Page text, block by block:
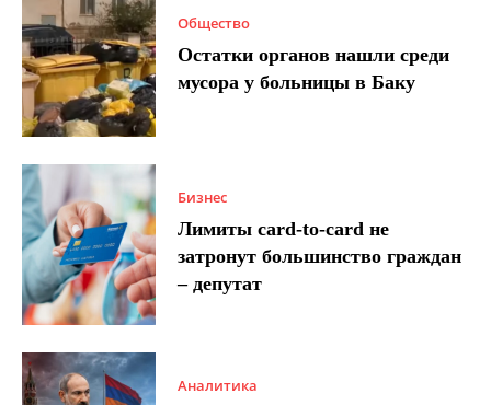
Общество
Остатки органов нашли среди
мусора у больницы в Баку
Бизнес
Лимиты card-to-card не
затронут большинство граждан
– депутат
Аналитика